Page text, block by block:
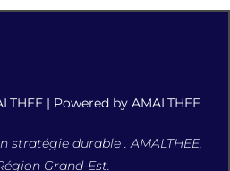
| Powered by AMALTHEE
stratégie durable . AMALTHEE,
Grand-Est.